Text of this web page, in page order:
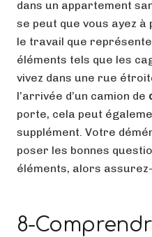
dans un appartement
se peut que vous ayez
le travail que
éléments tels que les
vivez dans une rue
l’arrivée d’un camion de
porte, cela peut
supplément. Votre
poser les bonnes
éléments, alors assurez-
8-